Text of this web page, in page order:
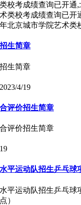
校考成绩查询已开
北京城市学院艺术类
生简章
生简章
2023/4/19
评价招生简章
评价招生简章
平运动队招生乒乓
平运动队招生乒乓
）